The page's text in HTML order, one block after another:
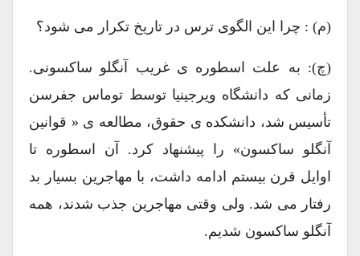
(م) : چرا این الگوی ترس در تاریخ تکرار می شود؟
(چ): به علت اسطوره ی غریب آنگلو ساکسونی.
زمانی که دانشگاه ویرجینیا توسط توماس جفرسن
تأسیس شد،‌ دانشکده ی حقوق، مطالعه ی « قوانین
آنگلو ساکسون» را پیشنهاد کرد. آن اسطوره تا
اوایل قرن بیستم ادامه داشت، با مهاجرین بسیار بد
رفتار می شد. ولی وقتی مهاجرین جذب شدند، همه
آنگلو ساکسون شدیم.